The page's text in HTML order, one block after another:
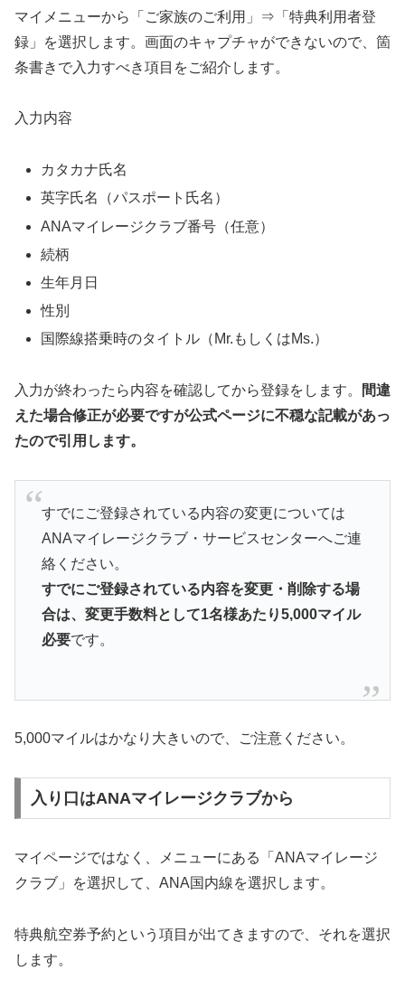
マイメニューから「ご家族のご利用」⇒「特典利用者登
録」を選択します。画面のキャプチャができないので、箇
条書きで入力すべき項目をご紹介します。
入力内容
カタカナ氏名
英字氏名（パスポート氏名）
ANAマイレージクラブ番号（任意）
続柄
生年月日
性別
国際線搭乗時のタイトル（Mr.もしくはMs.）
入力が終わったら内容を確認してから登録をします。
間違
えた場合修正が必要ですが公式ページに不穏な記載があっ
たので引用します。
すでにご登録されている内容の変更については
ANAマイレージクラブ・サービスセンターへご連
絡ください。
すでにご登録されている内容を変更・削除する場
合は、変更手数料として1名様あたり5,000マイル
必要です。
5,000マイルはかなり大きいので、ご注意ください。
入り口はANAマイレージクラブから
マイページではなく、メニューにある「ANAマイレージ
クラブ」を選択して、ANA国内線を選択します。
特典航空券予約という項目が出てきますので、それを選択
します。